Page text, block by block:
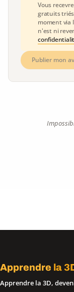
Vous
gratuits
moment via
n'est ni
Publier mon
Apprendre la
Apprendre la 3D,